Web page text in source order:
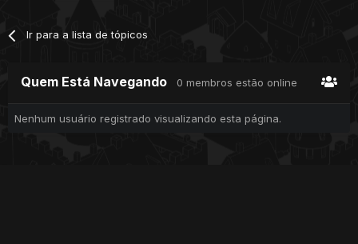
Ir para a lista de tópicos
Quem Está Navegando 0 membros estão online
Nenhum usuário registrado visualizando esta página.